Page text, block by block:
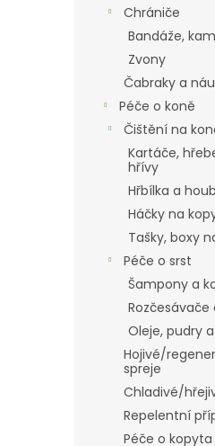
Chrániče
Bandáže,
Zvony
Čabraky a
Péče o koně
Čištění na
Kartáče,
hřívy
Hřbílka a
Háčky na
Tašky, boxy
Péče o srst
Šampony a
Rozčesávače
Oleje, pudry
Hojivé/
spreje
Chladivé/
Repelentní
Péče o kopyta